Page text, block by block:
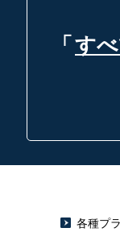
「 す
各種プ